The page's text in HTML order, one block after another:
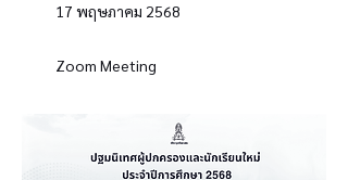
17 พฤษภาคม 2568
Zoom Meeting